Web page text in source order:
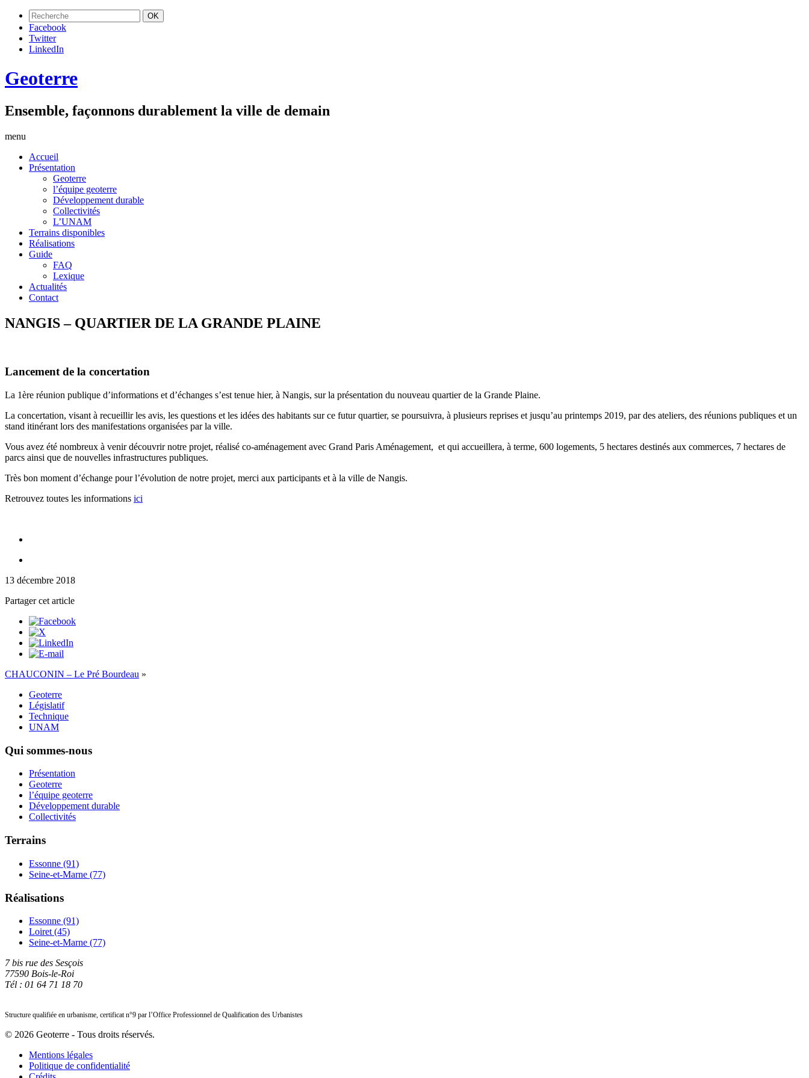
Facebook
Twitter
LinkedIn
Geoterre
Ensemble, façonnons durablement la ville de demain
menu
Accueil
Présentation
Geoterre
l’équipe geoterre
Développement durable
Collectivités
L’UNAM
Terrains disponibles
Réalisations
Guide
FAQ
Lexique
Actualités
Contact
NANGIS – QUARTIER DE LA GRANDE PLAINE
Lancement de la concertation
La 1ère réunion publique d’informations et d’échanges s’est tenue hier, à Nangis, sur la présentation du nouveau quartier de la Grande Plaine.
La concertation, visant à recueillir les avis, les questions et les idées des habitants sur ce futur quartier, se poursuivra, à plusieurs reprises et jusqu’au printemps 2019, par des ateliers, des réunions publiques et un
stand itinérant lors des manifestations organisées par la ville.
Vous avez été nombreux à venir découvrir notre projet, réalisé co-aménagement avec Grand Paris Aménagement, et qui accueillera, à terme, 600 logements, 5 hectares destinés aux commerces, 7 hectares de
parcs ainsi que de nouvelles infrastructures publiques.
Très bon moment d’échange pour l’évolution de notre projet, merci aux participants et à la ville de Nangis.
Retrouvez toutes les informations ici
13 décembre 2018
Partager cet article
CHAUCONIN – Le Pré Bourdeau »
Geoterre
Législatif
Technique
UNAM
Qui sommes-nous
Présentation
Geoterre
l’équipe geoterre
Développement durable
Collectivités
Terrains
Essonne (91)
Seine-et-Marne (77)
Réalisations
Essonne (91)
Loiret (45)
Seine-et-Marne (77)
7 bis rue des Sesçois
77590 Bois-le-Roi
Tél : 01 64 71 18 70
Structure qualifiée en urbanisme, certificat n°9 par l’Office Professionnel de Qualification des Urbanistes
© 2026 Geoterre - Tous droits réservés.
Mentions légales
Politique de confidentialité